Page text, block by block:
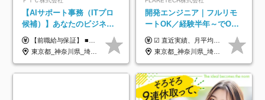
【AIサポート事務（ITプロ
候補）】あなたのビジネス
経験をAI業界で活かす◆IT
未経験OK◆目指せるコンサ
ル
【前職給与保証】 ■未経験者： 月給30万円～35万円 ■ローキャリア（経験目安1年程度）： 月給35万円～40万円 ■経験者（経験目安3年以上）： 月給40万円～60万円 ■即戦力（経験目安5年以上）： 月給45万円～80万円 ※上記金額には固定残業代30時間分 【未経験者5万5000円～7万3000円、 ローキャリア6万4000円～7万3000円、 経験者5万8000円～10万9000円、 即戦力8万2000円～14万5000円】を含みます。 ※30時間を超える場合は追加で全額支給します。 ※経験・能力・前職給与などを総合的に評価したうえでご納得いただけるよう個別決定。 未経験者の場合、前職給与とポテンシャルを査定のうえ決定いたします。 ※日本国内でのIT業界経験、または同等の実務経験と能力に応じて決定します。 ※前職給与は日本円かつ、日本国内での実績に基づき評価します。 【納得の評価システム】 ★クォーター毎に査定する評価制度導入！ 明確な評価基準で翌年度年収を上げましょう！ ★評価対象期間に在籍中のほとんどの社員が昇給し 年収アップを実現しています！ ★様々なインセンティブ制度を用意し多角的に正当評価しています！ ※試用期間6カ月（期間中の待遇等に差異なし）
東京都_神奈川県_埼玉県_千葉県
開発エンジニア｜フルリモ
ートOK／経験半年～でOK
／実質還元率80～90%／前
給保証／AI系など最先端案
件多数
☑︎ 直近実績、月平均17,000円の昇給 ☑︎ 前職給与100%保証 ☑︎ 実質還元率80～90% ☑︎ 待機時も給与は満額支給 月給35万円～70万円＋交通費など各種手当 ※想定年収：4,200,000円～10,560,000円 ※経験・能力等を考慮の上で決定します。 ※上記金額には、みなし残業手当（50時間分・104,000円～212,000円）を含みます。超過分は別途追加支給します。 ┗残業時間は月平均10時間、多い時でも20時間程度と安定しております ★単価連動型の給与体系ではないため、万が一待機になってもその間の給与は満額支給しています。 ＜1年間の昇給事例をご紹介！＞ ・20代/フロントエンドエンジニア：月給274,000円→月給362,000円（＋88,000円/月） ・20代/iOSエンジニア：月給237,000円→月給287,000円（＋50,000円/月） ・20代/Androidエンジニア：月給316,000円→月給374,000円（＋58,000円/月） ・30代/Javaエンジニア（上流）：月給340,000円→月給418,000円（＋78,000円/月） ・30代/PMO：月給340,000円→月給418,000円（＋78,000円/月）
東京都_神奈川県_埼玉県_千葉県_大阪府_愛知県_北海道_青森県_岩手県_宮城県_秋田県_山形県_福島県_茨城県_栃木県_群馬県_新潟県_山梨県_長野県_富山県_石川県_福井県_静岡県_岐阜県_三重県_兵庫県_京都府_滋賀県_奈良県_和歌山県_広島県_岡山県_鳥取県_島根県_山口県_徳島県_香川県_愛媛県_高知県_福岡県_熊本県_佐賀県_長崎県_大分県_宮崎県_鹿児島県_沖縄県